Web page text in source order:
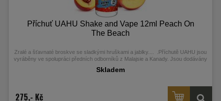
Příchuť UAHU Shake and Vape 12ml Peach On
The Beach
Zralé a šťavnaté broskve se sladkými hruškami a jablky....
Příchutě UAHU jsou
vyráběny ve spolupráci předních odborníků z Malajsie a Kanady. Jsou dodávány
Skladem
275,- Kč